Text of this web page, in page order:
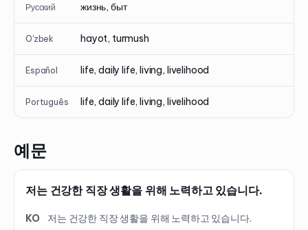
Русский жизнь, быт
O'zbek hayot, turmush
Español life, daily life, living, livelihood
Português life, daily life, living, livelihood
예문
저는 건강한 직장 생활을 위해 노력하고 있습니다.
KO
저는 건강한 직장 생활을 위해 노력하고 있습니다.